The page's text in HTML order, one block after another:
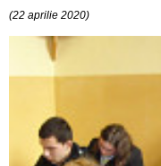
(22 aprilie 2020)